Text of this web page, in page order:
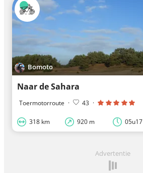
Bomoto
Naar de Sahara
Toermotorroute · 43 ·
318 km 920 m 05u17
Advertentie